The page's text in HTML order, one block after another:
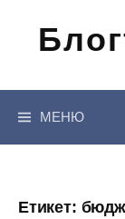
съдържанието
МЕНЮ
Етикет: